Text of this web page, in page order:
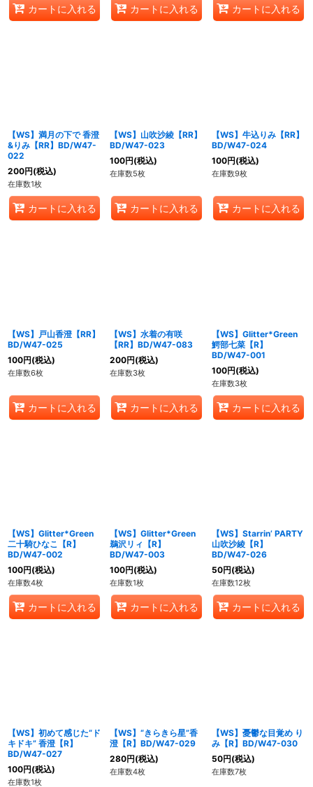
カートに入れる カートに入れる カートに入れる
【WS】満月の下で 香澄
&りみ【RR】BD/W47-
022
200円(税込)
在庫数1枚
カートに入れる
【WS】山吹沙綾【RR】
BD/W47-023
100円(税込)
在庫数5枚
カートに入れる
【WS】牛込りみ【RR】
BD/W47-024
100円(税込)
在庫数9枚
カートに入れる
【WS】戸山香澄【RR】
BD/W47-025
100円(税込)
在庫数6枚
カートに入れる
【WS】水着の有咲
【RR】BD/W47-083
200円(税込)
在庫数3枚
カートに入れる
【WS】Glitter*Green
鰐部七菜【R】
BD/W47-001
100円(税込)
在庫数3枚
カートに入れる
【WS】Glitter*Green
二十騎ひなこ【R】
BD/W47-002
100円(税込)
在庫数4枚
カートに入れる
【WS】Glitter*Green
鵜沢リィ【R】
BD/W47-003
100円(税込)
在庫数1枚
カートに入れる
【WS】Starrin’ PARTY
山吹沙綾【R】
BD/W47-026
50円(税込)
在庫数12枚
カートに入れる
【WS】初めて感じた“ド
キドキ” 香澄【R】
BD/W47-027
100円(税込)
在庫数1枚
【WS】“きらきら星”香
澄【R】BD/W47-029
280円(税込)
在庫数4枚
【WS】憂鬱な目覚め り
み【R】BD/W47-030
50円(税込)
在庫数7枚